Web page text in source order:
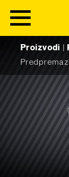
Proizvodi